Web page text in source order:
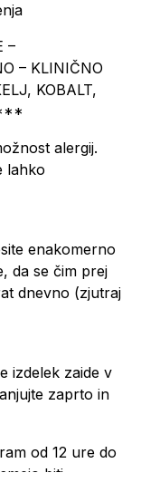
–
– KLINIČNO
KOBALT,
alergij.
lahko
enakomerno
da se čim prej
dnevno (zjutraj
izdelek zaide v
zaprto in
od 12 ure do
biti